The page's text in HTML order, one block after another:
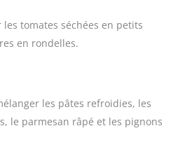
tomates séchées en petits
en rondelles.
les pâtes refroidies, les
le parmesan râpé et les pignons